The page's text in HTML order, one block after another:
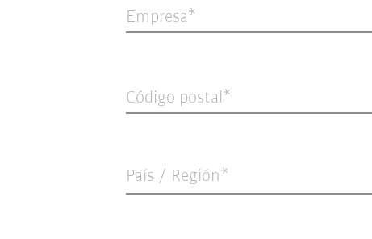
Empresa
Código postal
País / Región*